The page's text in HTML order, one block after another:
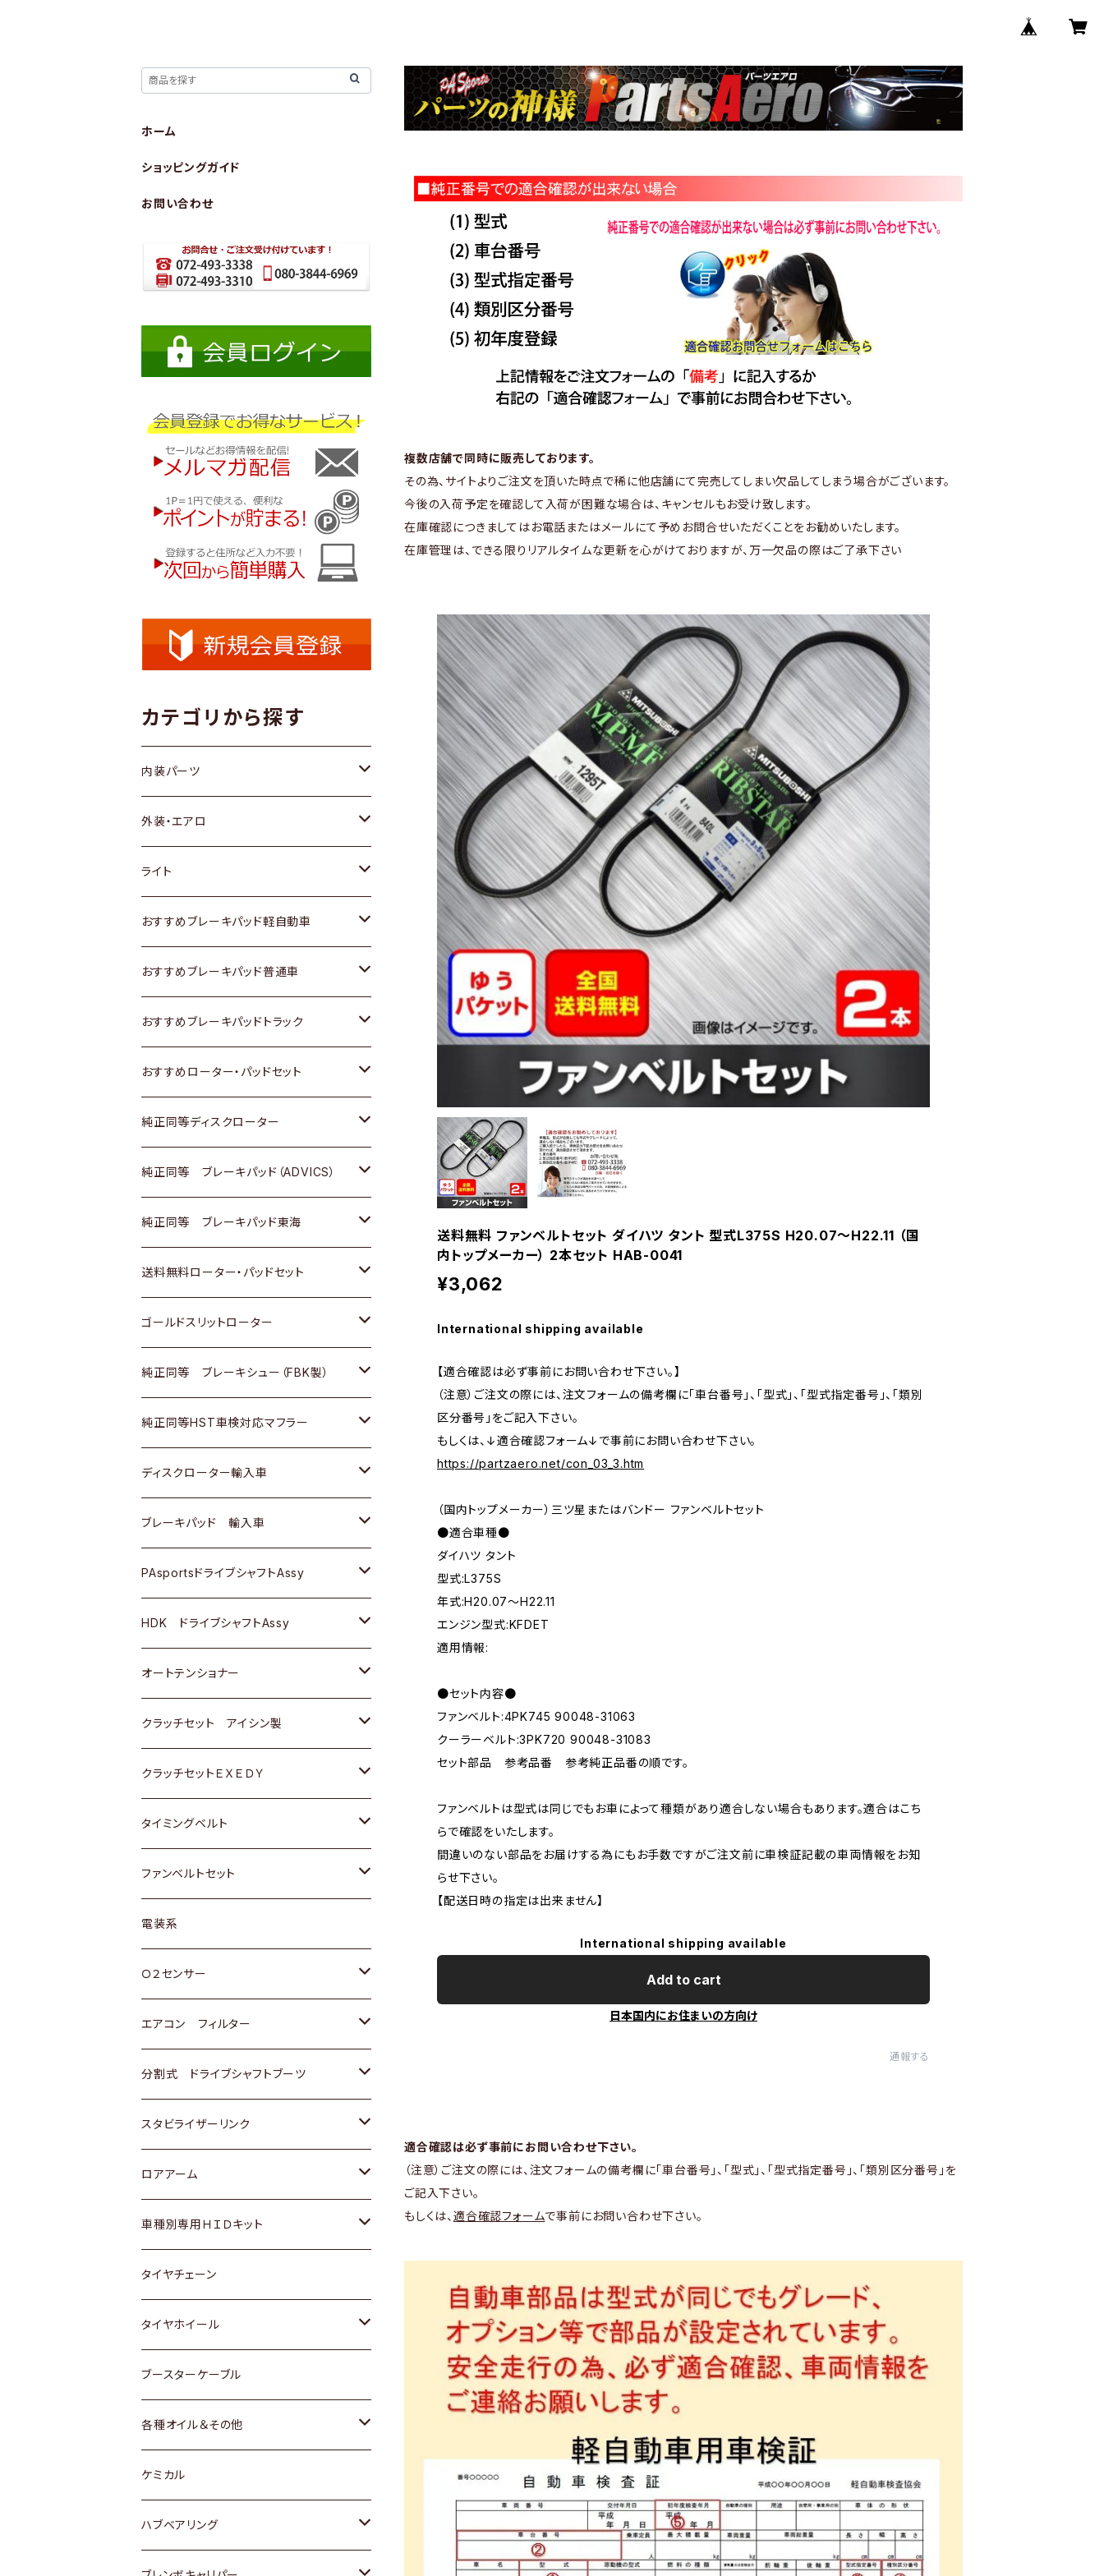
複数店舗で同時に販売しております。
その為、サイトよりご注文を頂いた時点で稀に他店舗にて完売してしまい欠品してしまう場合がございます。
今後の入荷予定を確認して入荷が困難な場合は、キャンセルもお受け致します。
在庫確認につきましてはお電話またはメールにて予めお問合せいただくことをお勧めいたします。
在庫管理は、できる限りリアルタイムな更新を心がけておりますが、万一欠品の際はご了承下さい
送料無料 ファンベルトセット ダイハツ タント 型式L375S H20.07～H22.11 （国
内トップメーカー） 2本セット HAB-0041
¥3,062
International shipping available
【適合確認は必ず事前にお問い合わせ下さい。】
（注意）ご注文の際には、注文フォームの備考欄に「車台番号」、「型式」、「型式指定番号」、「類別
区分番号」をご記入下さい。
もしくは、↓適合確認フォーム↓で事前にお問い合わせ下さい。
https://partzaero.net/con_03_3.htm
（国内トップメーカー）三ツ星またはバンドー ファンベルトセット
●適合車種●
ダイハツ タント
型式:L375S
年式:H20.07～H22.11
エンジン型式:KFDET
適用情報:
●セット内容●
ファンベルト:4PK745 90048-31063
クーラーベルト:3PK720 90048-31083
セット部品 参考品番 参考純正品番の順です。
ファンベルトは型式は同じでもお車によって種類があり適合しない場合もあります。適合はこち
らで確認をいたします。
間違いのない部品をお届けする為にもお手数ですがご注文前に車検証記載の車両情報をお知
らせ下さい。
【配送日時の指定は出来ません】
International shipping available
Add to cart
日本国内にお住まいの方向け
通報する
適合確認は必ず事前にお問い合わせ下さい。
（注意）ご注文の際には、注文フォームの備考欄に「車台番号」、「型式」、「型式指定番号」、「類別区分番号」を
ご記入下さい。
もしくは、 適合確認フォームで事前にお問い合わせ下さい。
ホーム
ショッピングガイド
お問い合わせ
カテゴリから探す
内装パーツ
トヨタ
ホンダ
スズキ
日産
いすゞ
ダイハツ
マツダ
三菱
スバル
日野
三菱ふそう
ＢＭＷ
外装・エアロ
トヨタ
ホンダ
スズキ
日産
いすゞ
ダイハツ
マツダ
三菱
日野
三菱ふそう
ライト
トヨタ
スズキ
日産
いすゞ
ダイハツ
三菱
日野
三菱ふそう
その他
おすすめブレーキパッド軽自動車
トヨタ
ホンダ
スズキ
日産
ダイハツ
マツダ
三菱
スバル
おすすめブレーキパッド普通車
トヨタ
ホンダ
スズキ
日産
いすゞ
ダイハツ
マツダ
三菱
スバル
おすすめブレーキパッドトラック
トヨタ
日産
いすゞ
ダイハツ
マツダ
三菱
おすすめローター・パッドセット
トヨタ
ホンダ
スズキ
日産
ダイハツ
マツダ
三菱
スバル
純正同等ディスクローター
トヨタ
ホンダ
スズキ
日産
いすゞ
ダイハツ
マツダ
三菱
スバル
ＢＥＮＺ
純正同等 ブレーキパッド（ADVICS）
トヨタ
ホンダ
スズキ
日産
ダイハツ
マツダ
三菱
スバル
純正同等 ブレーキパッド東海
トヨタ
ホンダ
日産
いすゞ
ダイハツ
マツダ
三菱
スバル
送料無料ローター・パッドセット
トヨタ
ホンダ
スズキ
日産
ダイハツ
マツダ
三菱
スバル
ゴールドスリットローター
トヨタ
ホンダ
スズキ
日産
ダイハツ
マツダ
三菱
スバル
純正同等 ブレーキシュー（FBK製）
ホンダ
スズキ
日産
ダイハツ
マツダ
三菱
スバル
純正同等HST車検対応マフラー
トヨタ
ホンダ
スズキ
日産
いすゞ
ダイハツ
マツダ
三菱
スバル
日野
ディスクローター輸入車
ＡＵＤＩ
ＢＥＮＺ
ＢＭＷ
GOLF
ＷＡＧＥＮ
アストロ（シボレー）
クライスラー
ブレーキパッド 輸入車
ＢＥＮＺ
ＢＭＷ
ＷＡＧＥＮ
ＶＯＬＶＯ
PAsportsドライブシャフトAssy
トヨタ
ホンダ
スズキ
日産
ダイハツ
マツダ
三菱
スバル
HDK ドライブシャフトAssy
スズキ
ダイハツ
日産
ホンダ
マツダ
オートテンショナー
トヨタ
クラッチセット アイシン製
ホンダ
スズキ
ダイハツ
マツダ
三菱
スバル
クラッチセットＥＸＥＤＹ
ホンダ
スズキ
日産
ダイハツ
マツダ
三菱
スバル
タイミングベルト
トヨタ
スズキ
ダイハツ
三菱
スバル
ファンベルトセット
トヨタ
ホンダ
スズキ
日産
いすゞ
ダイハツ
マツダ
三菱
スバル
レクサス
電装系
Ｏ２センサー
トヨタ
ホンダ
スズキ
日産
ダイハツ
マツダ
三菱
スバル
エアコン フィルター
トヨタ
ホンダ
スズキ
日産
いすゞ
ダイハツ
マツダ
三菱
スバル
分割式 ドライブシャフトブーツ
トヨタ
ホンダ
スズキ
日産
ダイハツ
スバル
スタビライザーリンク
トヨタ
ホンダ
スズキ
日産
ダイハツ
マツダ
ロアアーム
ホンダ
スズキ
日産
ダイハツ
マツダ
スバル
車種別専用ＨＩＤキット
トヨタ
マツダ
タイヤチェーン
タイヤホイール
トヨタ
ホンダ
スズキ
日産
ブースターケーブル
各種オイル＆その他
ディーデル洗浄添加剤
ケミカル
ハブベアリング